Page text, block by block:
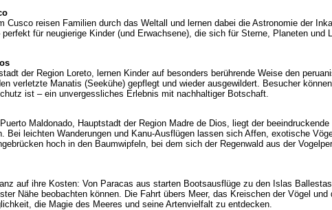
reisen Familien durch das Weltall und lernen dabei die Astronomie der
für neugierige Kinder (und Erwachsene), die sich für Sterne, Planeten und
der Region Loreto, lernen Kinder auf besonders berührende Weise den
verletzte Manatis (Seekühe) gepflegt und wieder ausgewildert. Besucher
ist – ein unvergessliches Erlebnis mit nachhaltiger Botschaft.
Maldonado, Hauptstadt der Region Madre de Dios, liegt der
Bei leichten Wanderungen und Kanu-Ausflügen lassen sich Affen, exotische
hoch in den Baumwipfeln, bei dem sich der Regenwald aus der
auf ihre Kosten: Von Paracas aus starten Bootsausflüge zu den Islas
Nähe beobachten können. Die Fahrt übers Meer, das Kreischen der Vögel und
die Magie des Meeres und seine Artenvielfalt zu entdecken.